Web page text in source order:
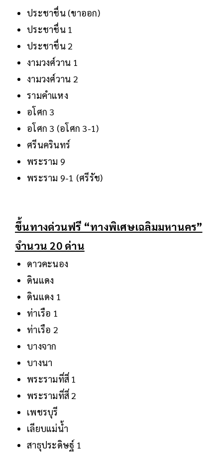
ประชาชื่น (ขาออก)
ประชาชื่น 1
ประชาชื่น 2
งามวงศ์วาน 1
งามวงศ์วาน 2
รามคำแหง
อโศก 3
อโศก 3 (อโศก 3-1)
ศรีนครินทร์
พระราม 9
พระราม 9-1 (ศรีรัช)
ขึ้นทางด่วนฟรี “ทางพิเศษเฉลิมมหานคร”
จำนวน 20 ด่าน
ดาวคะนอง
ดินแดง
ดินแดง 1
ท่าเรือ 1
ท่าเรือ 2
บางจาก
บางนา
พระรามที่สี่ 1
พระรามที่สี่ 2
เพชรบุรี
เลียบแม่น้ำ
สาธุประดิษฐ์ 1